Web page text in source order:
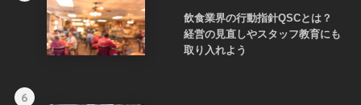
飲食業界の行動指針QSCとは？
経営の見直しやスタッフ教育にも
取り入れよう
6